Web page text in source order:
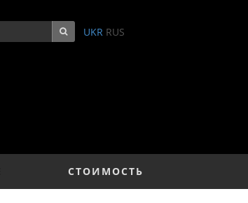
UKR RUS
СТОИМОСТЬ